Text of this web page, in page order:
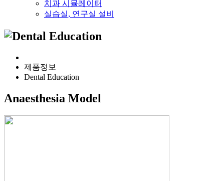
치과 시뮬레이터
실습실, 연구실 설비
제품정보
Dental Education
Anaesthesia Model